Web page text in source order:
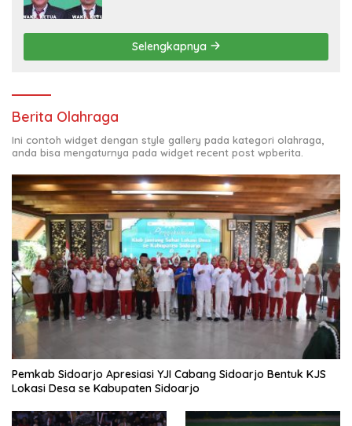
KELUAR KOTA
Selengkapnya
Berita Olahraga
Ini contoh widget dengan style gallery pada kategori olahraga,
anda bisa mengaturnya pada widget recent post wpberita.
Pemkab Sidoarjo Apresiasi YJI Cabang Sidoarjo Bentuk KJS
Lokasi Desa se Kabupaten Sidoarjo